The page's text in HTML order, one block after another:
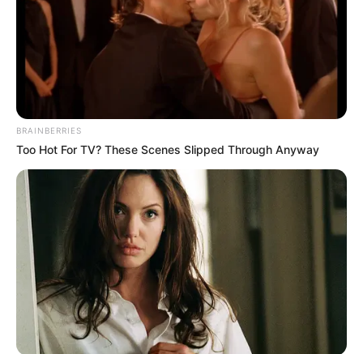
BRAINBERRIES
Too Hot For TV? These Scenes Slipped Through Anyway